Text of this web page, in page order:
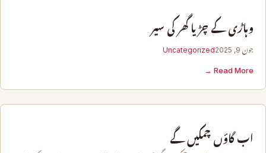
وہاڑی کے چڑیا گھر کی سیر
جون 9, 2025 Uncategorized
Read More →
اب گاؤں چمکیں گے